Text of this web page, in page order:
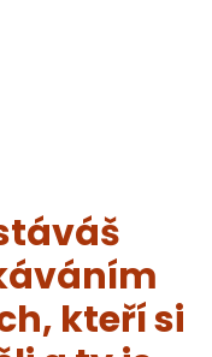
kteří si